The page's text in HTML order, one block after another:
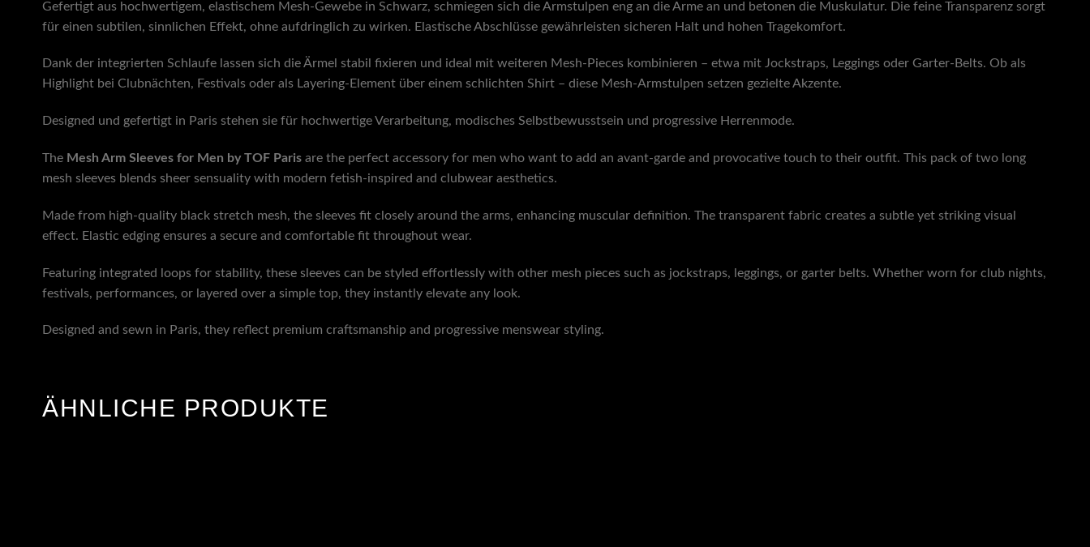
Gefertigt aus hochwertigem, elastischem Mesh-Gewebe in Schwarz, schmiegen sich die Armstulpen eng an die Arme an und betonen die Muskulatur. Die feine Transparenz sorgt
für einen subtilen, sinnlichen Effekt, ohne aufdringlich zu wirken. Elastische Abschlüsse gewährleisten sicheren Halt und hohen Tragekomfort.
Dank der integrierten Schlaufe lassen sich die Ärmel stabil fixieren und ideal mit weiteren Mesh-Pieces kombinieren – etwa mit Jockstraps, Leggings oder Garter-Belts. Ob als
Highlight bei Clubnächten, Festivals oder als Layering-Element über einem schlichten Shirt – diese Mesh-Armstulpen setzen gezielte Akzente.
Designed und gefertigt in Paris stehen sie für hochwertige Verarbeitung, modisches Selbstbewusstsein und progressive Herrenmode.
The Mesh Arm Sleeves for Men byTOF Paris are the perfect accessory for men who want to add an avant-garde and provocative touch to their outfit. This pack of two long
mesh sleeves blends sheer sensuality with modern fetish-inspired and clubwear aesthetics.
Made from high-quality black stretch mesh, the sleeves fit closely around the arms, enhancing muscular definition. The transparent fabric creates a subtle yet striking visual
effect. Elastic edging ensures a secure and comfortable fit throughout wear.
Featuring integrated loops for stability, these sleeves can be styled effortlessly with other mesh pieces such as jockstraps, leggings, or garter belts. Whether worn for club nights,
festivals, performances, or layered over a simple top, they instantly elevate any look.
Designed and sewn in Paris, they reflect premium craftsmanship and progressive menswear styling.
ÄHNLICHE PRODUKTE